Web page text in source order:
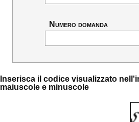
Numero domanda
Inserisca il codice visualizzato
maiuscole e minuscole